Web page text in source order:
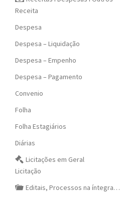
Receita
Despesa
Despesa – Liquidação
Despesa – Empenho
Despesa – Pagamento
Convenio
Folha
Folha Estagiários
Diárias
Licitações em Geral
Licitação
Editais, Processos na íntegra…